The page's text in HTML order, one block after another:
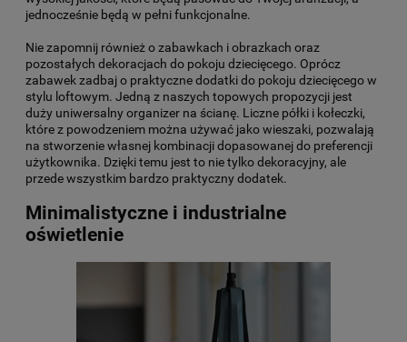
jednocześnie będą w pełni funkcjonalne.
Nie zapomnij również o zabawkach i obrazkach oraz
pozostałych dekoracjach do pokoju dziecięcego. Oprócz
zabawek zadbaj o praktycznedodatki do pokoju dziecięcego w
stylu loftowym. Jedną z naszych topowych propozycji jest
duży uniwersalny organizer na ścianę. Liczne półki i kołeczki,
które z powodzeniem można używać jako wieszaki, pozwalają
na stworzenie własnej kombinacji dopasowanej do preferencji
użytkownika. Dzięki temu jest to nie tylko dekoracyjny, ale
przede wszystkim bardzo praktyczny dodatek.
Minimalistyczne i industrialne
oświetlenie